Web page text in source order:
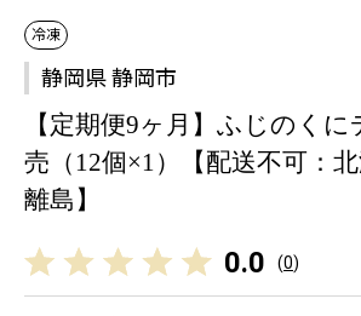
冷凍
静岡県 静岡市
【定期便9ヶ月】ふじのく
売（12個×1）【配送不可：北
離島】
0.0 (0)